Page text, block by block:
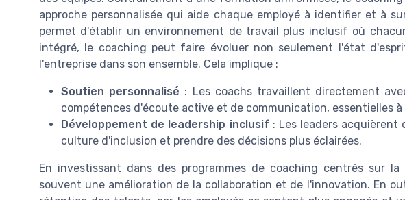
approche personnalisée qui aide chaque employé à identifier et à
permet d'établir un environnement de travail plus inclusif où
intégré, le coaching peut faire évoluer non seulement l'état
l'entreprise dans son ensemble. Cela implique :
Soutien personnalisé : Les coachs travaillent directement
compétences d'écoute active et de communication, essentielles à
Développement de leadership inclusif : Les leaders acquièrent
culture d'inclusion et prendre des décisions plus éclairées.
En investissant dans des programmes de coaching centrés sur
souvent une amélioration de la collaboration et de l'innovation. En